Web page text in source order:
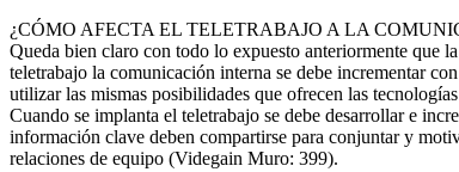
¿CÓMO AFECTA EL TELETRABAJO A LA
Queda bien claro con todo lo expuesto anteriormente que
teletrabajo la comunicación interna se debe incrementar
utilizar las mismas posibilidades que ofrecen las
Cuando se implanta el teletrabajo se debe desarrollar e
información clave deben compartirse para conjuntar y
relaciones de equipo (Videgain Muro: 399).